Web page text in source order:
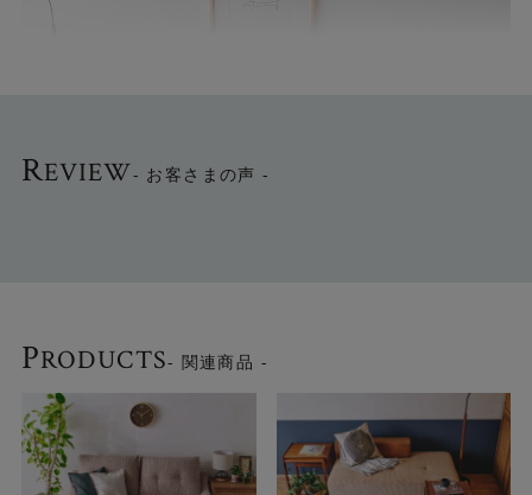
北欧インテリアにもピッタリ
REVIEW- お客さまの声 -
PRODUCTS- 関連商品 -